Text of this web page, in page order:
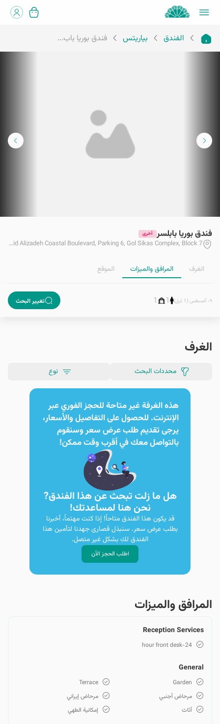
الفندق بياريتس فندق بوريا باب...
فندق بوريا بابلسر أخرى
Mazandaran, Babolsar, Shahid Alizadeh Coastal Boulevard, Parking 6, Gol Sikas Complex, Block 7
الغرف المرافق والمیزات الموقع
٠٩ أغسطس (1 ليل) 1
1 تغيير البحث
الغرف
محددات البحث نوع
هذه الغرفة غير متاحة للحجز الفوري عبر
الإنترنت. للحصول على التفاصيل والأسعار،
يرجى تقديم طلب عرض سعر وسنقوم
بالتواصل معك في أقرب وقت ممكن!
هل ما زلت تبحث عن هذا الفندق?
نحن هنا لمساعدتك!
قد يكون هذا الفندق متاحاً! إذا كنت مهتماً، أخبرنا
بطلب عرض سعر. سنبذل قصارى جهدنا لتأمين هذا
الفندق لك بشكل غير متصل.
اطلب الحجز الآن
المرافق والمیزات
Reception Services
24-hour front desk
General
Garden
Terrace
مرحاض أجنبي
مرحاض إيراني
أثاث
إمكانية الطهي